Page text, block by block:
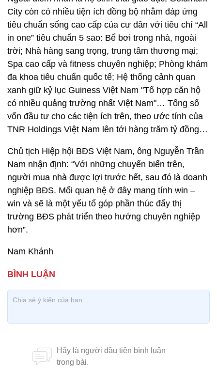
City còn có nhiều tiện ích đồng bộ nhằm đáp ứng
tiêu chuẩn sống cao cấp của cư dân với tiêu chí “All
in one” tiêu chuẩn 5 sao: Bể bơi trong nhà, ngoài
trời; Nhà hàng sang trọng, trung tâm thương mại;
Spa cao cấp và fitness chuyên nghiệp; Phòng khám
đa khoa tiêu chuẩn quốc tế; Hệ thống cảnh quan
xanh giữ kỷ lục Guiness Việt Nam "Tổ hợp căn hộ
có nhiều quảng trường nhất Việt Nam"… Tổng số
vốn đầu tư cho các tiện ích trên, theo ước tính của
TNR Holdings Việt Nam lên tới hàng trăm tỷ đồng…
Chủ tịch Hiệp hội BĐS Việt Nam, ông Nguyễn Trần
Nam nhận định: “Với những chuyển biến trên,
người mua nhà được lợi trước hết, sau đó là doanh
nghiệp BĐS. Mối quan hệ ở đây mang tính win –
win và sẽ là một yếu tố góp phần thúc đẩy thị
trường BĐS phát triển theo hướng chuyên nghiệp
hơn”.
Nam Khánh